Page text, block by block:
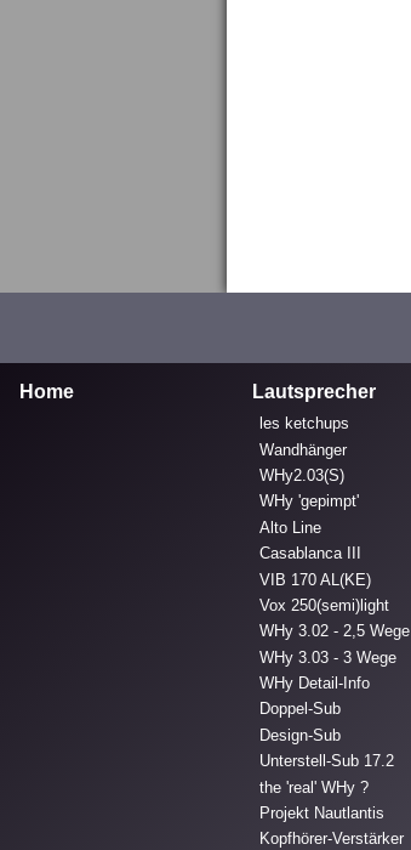
Home Lautsprecher
les ketchups
Wandhänger
WHy2.03(S)
WHy 'gepimpt'
Alto Line
Casablanca III
VIB 170 AL(KE)
Vox 250(semi)light
WHy 3.02 - 2,5 Wege
WHy 3.03 - 3 Wege
WHy Detail-Info
Doppel-Sub
Design-Sub
Unterstell-Sub 17.2
the 'real' WHy ?
Projekt Nautlantis
Kopfhörer-Verstärker